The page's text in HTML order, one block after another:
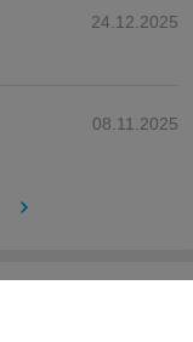
24.12.2025
08.11.2025